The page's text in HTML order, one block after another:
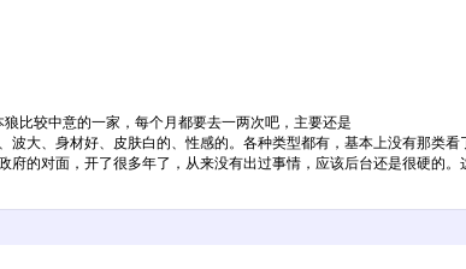
较中意的一家，每个月都要去一两次吧，主要还是
大、身材好、皮肤白的、性感的。各种类型都有，基本上没有那类
的对面，开了很多年了，从来没有出过事情，应该后台还是很硬的